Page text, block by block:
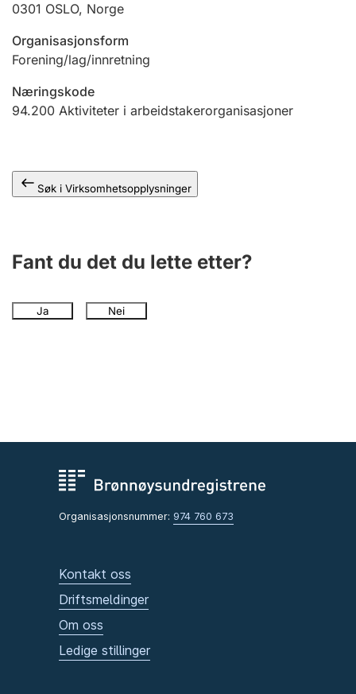
0301 OSLO, Norge
Organisasjonsform
Forening/lag/innretning
Næringskode
94.200 Aktiviteter i arbeidstakerorganisasjoner
Søk i Virksomhetsopplysninger
Fant du det du lette etter?
Ja Nei
Organisasjonsnummer: 974 760 673
Kontakt oss
Driftsmeldinger
Om oss
Ledige stillinger